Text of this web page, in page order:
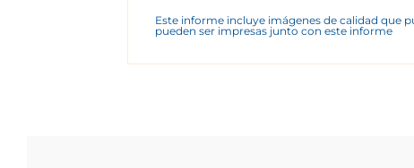
Este informe incluye imágenes de calidad que
pueden ser impresas junto con este informe